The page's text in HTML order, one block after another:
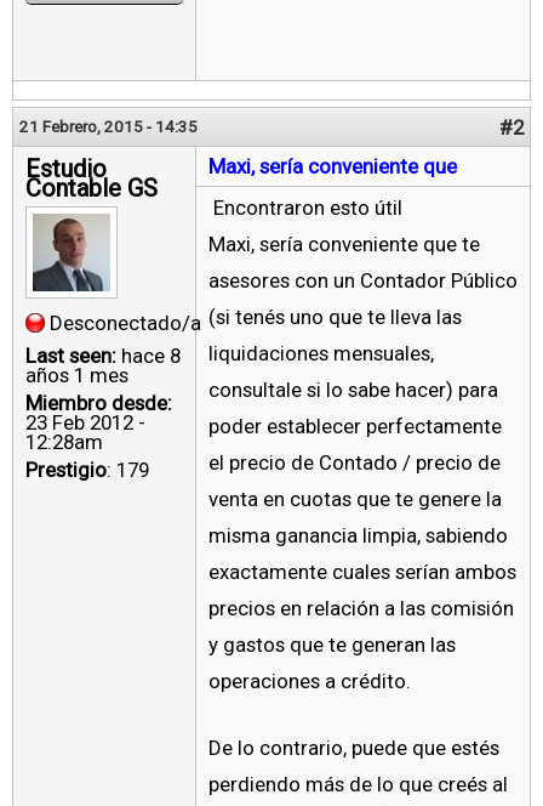
21 Febrero, 2015 - 14:35 #2
Estudio
Contable GS
Desconectado/a
Last seen: hace 8
años 1 mes
Miembro desde:
23 Feb 2012 -
12:28am
Prestigio: 179
Maxi, sería conveniente que
Encontraron esto útil
Maxi, sería conveniente que te
asesores con un Contador Público
(si tenés uno que te lleva las
liquidaciones mensuales,
consultale si lo sabe hacer) para
poder establecer perfectamente
el precio de Contado / precio de
venta en cuotas que te genere la
misma ganancia limpia, sabiendo
exactamente cuales serían ambos
precios en relación a las comisión
y gastos que te generan las
operaciones a crédito.
De lo contrario, puede que estés
perdiendo más de lo que creés al